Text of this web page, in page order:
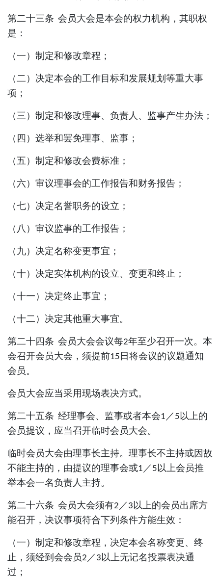
第二十三条 会员大会是本会的权力机构，其职权
是：
（一）制定和修改章程；
（二）决定本会的工作目标和发展规划等重大事
项；
（三）制定和修改理事、负责人 、监事产生办法 ；
（四）选举和罢免理事、监事；
（五）制定和修改会费标准；
（六）审议理事会的工作报告和财务报告；
（七）决定名誉职务的设立；
（八）审议监事的工作报告；
（九）决定名称变更事宜；
（十）决定实体机构的设立、变更和终止；
（十一）决定终止事宜；
（十二）决定其他重大事宜。
第二十四条 会员大会会议每2年至少召开一次。本
会召开会员大会，须提前15 日将会议的议题通知
会员。
会员大会应当采用现场表决方式。
第二十五条 经理事会、监事或者本会1 ／ 5 以上的
会员提议，应当召开临时会员大会。
临时会员大会由理事长主持。 理事长不主持或因故
不能主持的，由提议的理事会或1 ／ 5 以上会员推
举本会一名负责人主持。
第二十六条 会员大会须有2 ／ 3 以上的会员出席方
能召开，决议事项符合下列条件方能生效：
（一）制定和修改章程，决定本会名称变更、终
止，须经到会会员2 ／ 3 以上无记名投票表决通
过；